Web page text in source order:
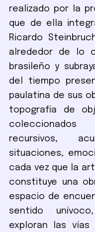
realizado por la
que de ella
Ricardo
alrededor de lo
brasileño y
del tiempo
paulatina de sus
topografía de
recursivos,
situaciones,
cada vez que la
constituye una
espacio de
sentido
exploran las vías